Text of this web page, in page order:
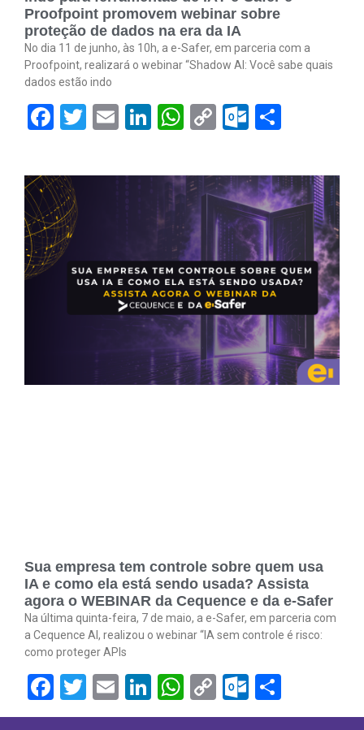
Proofpoint promovem webinar sobre
proteção de dados na era da IA
No dia 11 de junho, às 10h, a e-Safer, em parceria com a
Proofpoint, realizará o webinar “Shadow AI: Você sabe quais
dados estão indo
Facebook
Twitter
EmailLinkedIn
WhatsApp
Copy
Sua empresa tem controle sobre quem usa
IA e como ela está sendo usada? Assista
agora o WEBINAR da Cequence e da e-Safer
Na última quinta-feira, 7 de maio, a e-Safer, em parceria com
a Cequence AI, realizou o webinar “IA sem controle é risco:
como proteger APIs
Facebook
Twitter
EmailLinkedIn
WhatsApp
Copy
Link